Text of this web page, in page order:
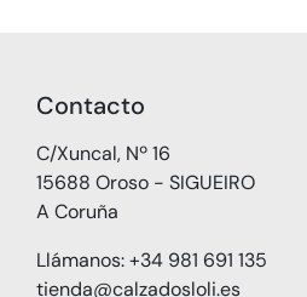
Contacto
C/Xuncal, Nº 16
15688 Oroso - SIGUEIRO
A Coruña
Llámanos: +34 981 691 135
tienda@calzadosloli.es